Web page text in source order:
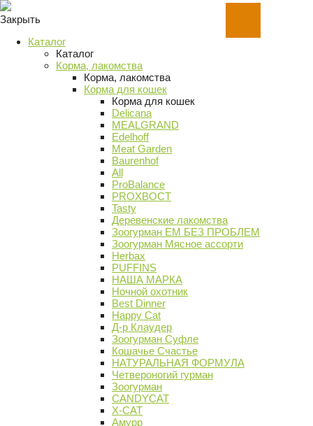
Закрыть
Каталог
Каталог
Корма, лакомства
Корма, лакомства
Корма для кошек
Корма для кошек
Delicana
MEALGRAND
Edelhoff
Meat Garden
Baurenhof
All
ProBalance
PROХВОСТ
Tasty
Деревенские лакомства
Зоогурман ЕМ БЕЗ ПРОБЛЕМ
Зоогурман Мясное ассорти
Herbax
PUFFINS
НАША МАРКА
Ночной охотник
Best Dinner
Happy Cat
Д-р Клаудер
Зоогурман Суфле
Кошачье Счастье
НАТУРАЛЬНАЯ ФОРМУЛА
Четвероногий гурман
Зоогурман
CANDYCAT
X-CAT
Амурр